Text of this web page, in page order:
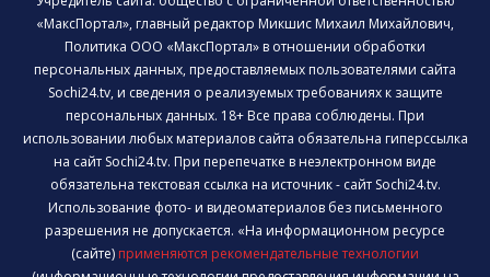
«МаксПортал», главный редактор Микшис Михаил Михайлович,
Политика ООО «МаксПортал» в отношении обработки
персональных данных, предоставляемых пользователями сайта
Sochi24.tv, и сведения о реализуемых требованиях к защите
персональных данных. 18+ Все права соблюдены. При
использовании любых материалов сайта обязательна гиперссылка
на сайт Sochi24.tv. При перепечатке в неэлектронном виде
обязательна текстовая ссылка на источник - сайт Sochi24.tv.
Использование фото- и видеоматериалов без письменного
разрешения не допускается. «На информационном ресурсе
(сайте) применяются рекомендательные технологии